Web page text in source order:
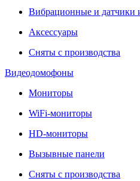
Вибрационные и датчики
Аксессуары
Сняты с производства
Видеодомофоны
Мониторы
WiFi-мониторы
HD-мониторы
Вызывные панели
Сняты с производства